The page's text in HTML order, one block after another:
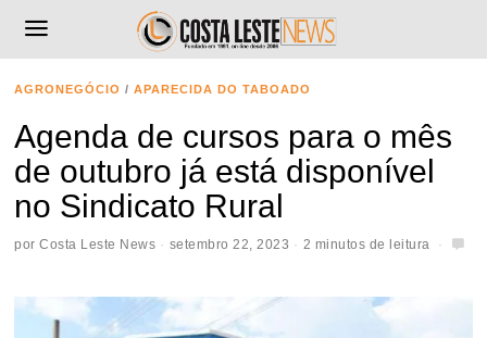
AGRONEGÓCIO / APARECIDA DO TABOADO
Agenda de cursos para o mês
de outubro já está disponível
no Sindicato Rural
porCosta Leste News setembro 22, 2023 2 minutos de leitura